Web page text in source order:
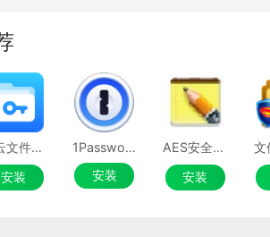
风云文件加密
安装
1Password
安装
AES安全加密记事本
安装